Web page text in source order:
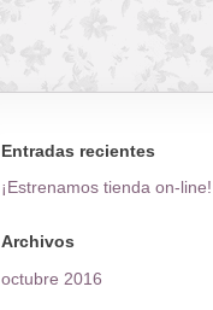
Entradas recientes
¡Estrenamos tienda on-line!
Archivos
octubre 2016